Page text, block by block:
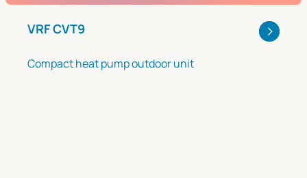
VRF CVT9
Compact heat pump outdoor unit